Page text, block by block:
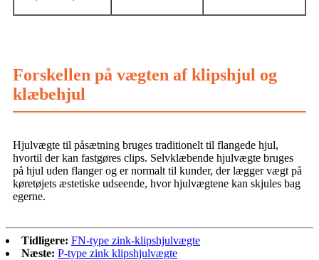
Forskellen på vægten af ​​klipshjul og
klæbehjul
Hjulvægte til påsætning bruges traditionelt til flangede hjul,
hvortil der kan fastgøres clips. Selvklæbende hjulvægte bruges
på hjul uden flanger og er normalt til kunder, der lægger vægt på
køretøjets æstetiske udseende, hvor hjulvægtene kan skjules bag
egerne.
Tidligere: FN-type zink-klipshjulvægte
Næste: P-type zink klipshjulvægte